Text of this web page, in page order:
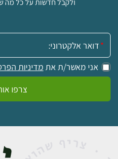
אימייל:
אני מאשר/ת את מדיניות
צרפו